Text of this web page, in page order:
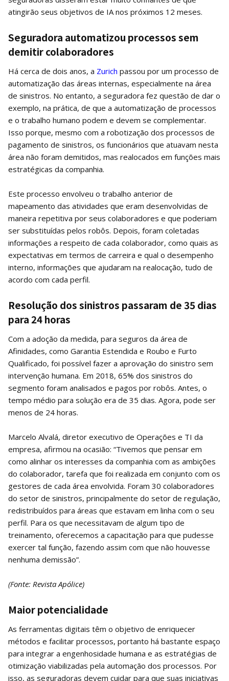
atingirão seus objetivos de IA nos próximos 12 meses.
Seguradora automatizou processos sem
demitir colaboradores
Há cerca de dois anos, a Zurich passou por um processo de
automatização das áreas internas, especialmente na área
de sinistros. No entanto, a seguradora fez questão de dar o
exemplo, na prática, de que a automatização de processos
e o trabalho humano podem e devem se complementar.
Isso porque, mesmo com a robotização dos processos de
pagamento de sinistros, os funcionários que atuavam nesta
área não foram demitidos, mas realocados em funções mais
estratégicas da companhia.
Este processo envolveu o trabalho anterior de
mapeamento das atividades que eram desenvolvidas de
maneira repetitiva por seus colaboradores e que poderiam
ser substituídas pelos robôs. Depois, foram coletadas
informações a respeito de cada colaborador, como quais as
expectativas em termos de carreira e qual o desempenho
interno, informações que ajudaram na realocação, tudo de
acordo com cada perfil.
Resolução dos sinistros passaram de 35 dias
para 24 horas
Com a adoção da medida, para seguros da área de
Afinidades, como Garantia Estendida e Roubo e Furto
Qualificado, foi possível fazer a aprovação do sinistro sem
intervenção humana. Em 2018, 65% dos sinistros do
segmento foram analisados e pagos por robôs. Antes, o
tempo médio para solução era de 35 dias. Agora, pode ser
menos de 24 horas.
Marcelo Alvalá, diretor executivo de Operações e TI da
empresa, afirmou na ocasião: “Tivemos que pensar em
como alinhar os interesses da companhia com as ambições
do colaborador, tarefa que foi realizada em conjunto com os
gestores de cada área envolvida. Foram 30 colaboradores
do setor de sinistros, principalmente do setor de regulação,
redistribuídos para áreas que estavam em linha com o seu
perfil. Para os que necessitavam de algum tipo de
treinamento, oferecemos a capacitação para que pudesse
exercer tal função, fazendo assim com que não houvesse
nenhuma demissão”.
(Fonte: Revista Apólice)
Maior potencialidade
As ferramentas digitais têm o objetivo de enriquecer
métodos e facilitar processos, portanto há bastante espaço
para integrar a engenhosidade humana e as estratégias de
otimização viabilizadas pela automação dos processos. Por
isso, as seguradoras devem cuidar para que suas iniciativas